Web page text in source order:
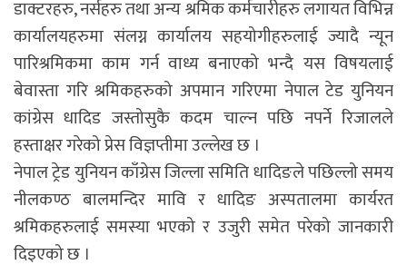
डाक्टरहरु, नर्सहरु तथा अन्य श्रमिक कर्मचारीहरु लगायत विभिन्न
कार्यालयहरुमा संलग्न कार्यालय सहयोगीहरुलाई ज्यादै न्यून
पारिश्रमिकमा काम गर्न वाध्य बनाएको भन्दै यस विषयलाई
बेवास्ता गरि श्रमिकहरुको अपमान गरिएमा नेपाल टेड युनियन
कांग्रेस धादिड जस्तोसुकै कदम चाल्न पछि नपर्ने रिजालले
हस्ताक्षर गरेको प्रेस विज्ञप्तीमा उल्लेख छ ।
नेपाल ट्रेड युनियन काँग्रेस जिल्ला समिति धादिङले पछिल्लो समय
नीलकण्ठ बालमन्दिर मावि र धादिङ अस्पतालमा कार्यरत
श्रमिकहरुलाई समस्या भएको र उजुरी समेत परेको जानकारी
दिइएको छ ।